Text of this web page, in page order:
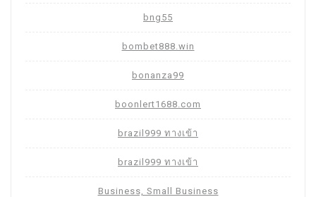
bng55
bombet888.win
bonanza99
boonlert1688.com
brazil999 ทางเข้า
brazil999 ทางเข้า
Business, Small Business